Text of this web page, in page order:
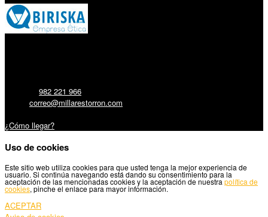
982 221 966
correo@millarestorron.com
¿Cómo llegar?
Uso de cookies
Este sitio web utiliza cookies para que usted tenga la mejor experiencia de
usuario. Si continúa navegando está dando su consentimiento para la
aceptación de las mencionadas cookies y la aceptación de nuestra política de
cookies, pinche el enlace para mayor información.
ACEPTAR